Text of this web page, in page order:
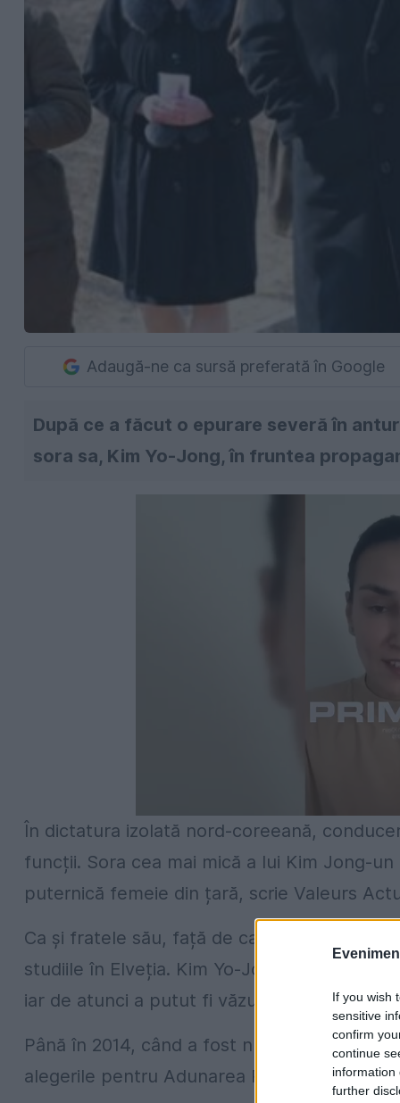
If you wish
sensitive
confirm
continue
information
further
Adaugă-ne ca sursă preferată în Google
După ce a făcut o epurare severă în
sora sa, Kim Yo-Jong, în fruntea
În dictatura izolată nord-coreeană,
funcții. Sora cea mai mică a lui Kim Jong-
puternică femeie din țară, scrie Valeurs
Ca și fratele său, față de care este cu patru
studiile în Elveția. Kim Yo-Jong a fost zărită
iar de atunci a putut fi văzută doar în
Până în 2014, când a fost numită înalt
alegerile pentru Adunarea Populară